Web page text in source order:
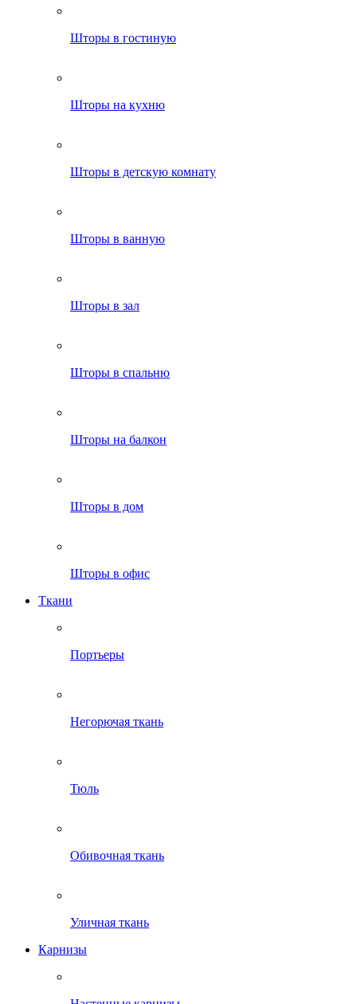
Шторы в гостиную
Шторы на кухню
Шторы в детскую комнату
Шторы в ванную
Шторы в зал
Шторы в спальню
Шторы на балкон
Шторы в дом
Шторы в офис
Ткани
Портьеры
Негорючая ткань
Тюль
Обивочная ткань
Уличная ткань
Карнизы